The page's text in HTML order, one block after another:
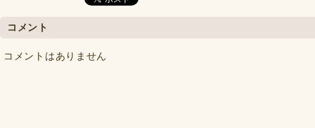
コメント
コメントはありません